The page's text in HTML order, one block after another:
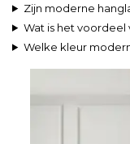
Zijn moderne
Wat is het voordeel
Welke kleur